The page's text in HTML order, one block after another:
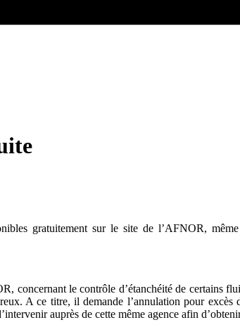
gratuitement sur le site de l’AFNOR,
concernant le contrôle d’étanchéité de certains
A ce titre, il demande l’annulation pour
auprès de cette même agence afin